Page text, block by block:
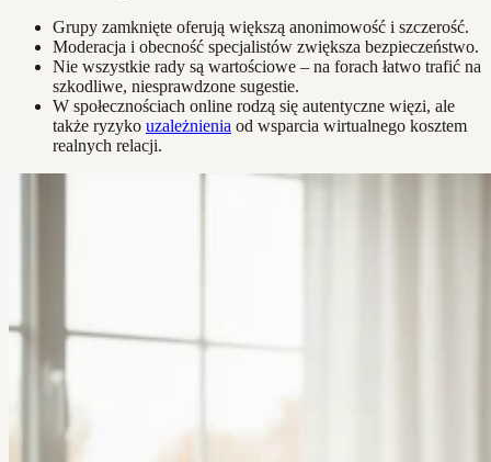
Grupy zamknięte oferują większą anonimowość i szczerość.
Moderacja i obecność specjalistów zwiększa bezpieczeństwo.
Nie wszystkie rady są wartościowe – na forach łatwo trafić na
szkodliwe, niesprawdzone sugestie.
W społecznościach online rodzą się autentyczne więzi, ale
także ryzyko uzależnienia od wsparcia wirtualnego kosztem
realnych relacji.